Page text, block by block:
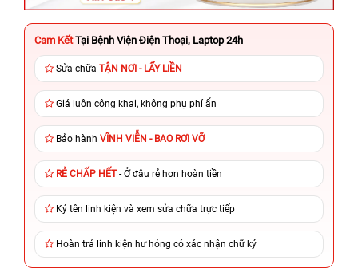
Cam Kết Tại Bệnh Viện Điện Thoại, Laptop 24h
Sửa chữa TẬN NƠI - LẤY LIỀN
Giá luôn công khai, không phụ phí ẩn
Bảo hành VĨNH VIỄN - BAO RƠI VỠ
RẺ CHẤP HẾT- Ở đâu rẻ hơn hoàn tiền
Ký tên linh kiện và xem sửa chữa trực tiếp
Hoàn trả linh kiện hư hỏng có xác nhận chữ ký